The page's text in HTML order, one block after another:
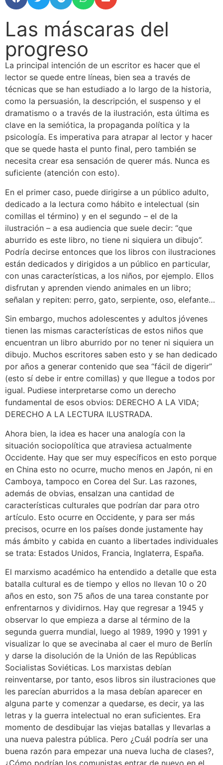
Las máscaras del
progreso
La principal intención de un escritor es hacer que el
lector se quede entre líneas, bien sea a través de
técnicas que se han estudiado a lo largo de la historia,
como la persuasión, la descripción, el suspenso y el
dramatismo o a través de la ilustración, esta última es
clave en la semiótica, la propaganda política y la
psicología. Es imperativa para atrapar al lector y hacer
que se quede hasta el punto final, pero también se
necesita crear esa sensación de querer más. Nunca es
suficiente (atención con esto).
En el primer caso, puede dirigirse a un público adulto,
dedicado a la lectura como hábito e intelectual (sin
comillas el término) y en el segundo – el de la
ilustración – a esa audiencia que suele decir: “que
aburrido es este libro, no tiene ni siquiera un dibujo”.
Podría decirse entonces que los libros con ilustraciones
están dedicados y dirigidos a un público en particular,
con unas características, a los niños, por ejemplo. Ellos
disfrutan y aprenden viendo animales en un libro;
señalan y repiten: perro, gato, serpiente, oso, elefante…
Sin embargo, muchos adolescentes y adultos jóvenes
tienen las mismas características de estos niños que
encuentran un libro aburrido por no tener ni siquiera un
dibujo. Muchos escritores saben esto y se han dedicado
por años a generar contenido que sea “fácil de digerir”
(esto sí debe ir entre comillas) y que llegue a todos por
igual. Pudiese interpretarse como un derecho
fundamental de esos obvios: DERECHO A LA VIDA;
DERECHO A LA LECTURA ILUSTRADA.
Ahora bien, la idea es hacer una analogía con la
situación sociopolítica que atraviesa actualmente
Occidente. Hay que ser muy específicos en esto porque
en China esto no ocurre, mucho menos en Japón, ni en
Camboya, tampoco en Corea del Sur. Las razones,
además de obvias, ensalzan una cantidad de
características culturales que podrían dar para otro
artículo. Esto ocurre en Occidente, y para ser más
precisos, ocurre en los países donde justamente hay
más ámbito y cabida en cuanto a libertades individuales
se trata: Estados Unidos, Francia, Inglaterra, España.
El marxismo académico ha entendido a detalle que esta
batalla cultural es de tiempo y ellos no llevan 10 o 20
años en esto, son 75 años de una tarea constante por
enfrentarnos y dividirnos. Hay que regresar a 1945 y
observar lo que empieza a darse al término de la
segunda guerra mundial, luego al 1989, 1990 y 1991 y
visualizar lo que se avecinaba al caer el muro de Berlín
y darse la disolución de la Unión de las Repúblicas
Socialistas Soviéticas. Los marxistas debían
reinventarse, por tanto, esos libros sin ilustraciones que
les parecían aburridos a la masa debían aparecer en
alguna parte y comenzar a quedarse, es decir, ya las
letras y la guerra intelectual no eran suficientes. Era
momento de desdibujar las viejas batallas y llevarlas a
una nueva palestra pública. Pero ¿Cuál podría ser una
buena razón para empezar una nueva lucha de clases?,